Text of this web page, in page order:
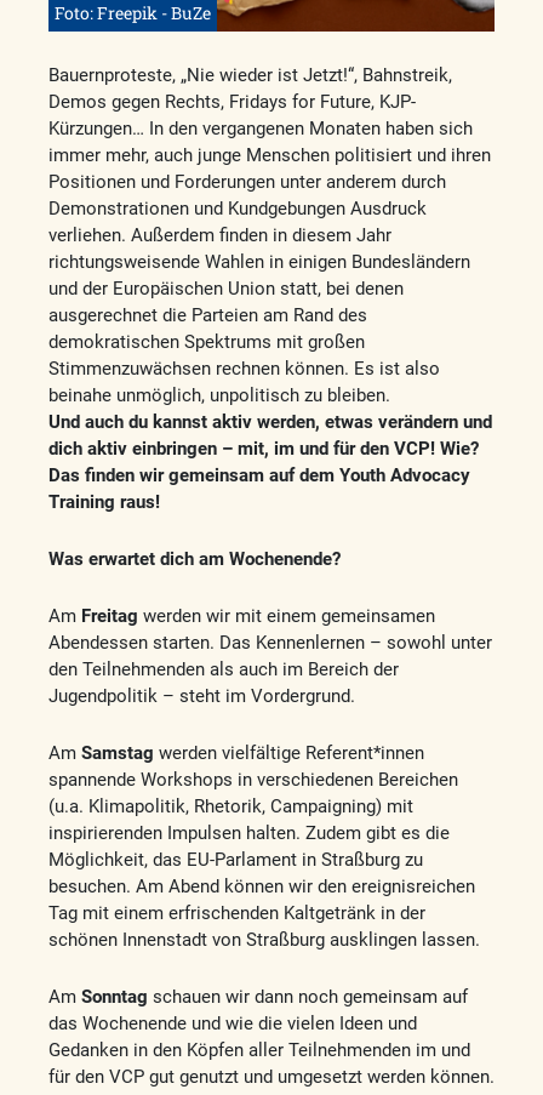
Foto: Freepik - BuZe
Bauernproteste, „Nie wieder ist Jetzt!“, Bahnstreik,
Demos gegen Rechts, Fridays for Future, KJP-
Kürzungen… In den vergangenen Monaten haben sich
immer mehr, auch junge Menschen politisiert und ihren
Positionen und Forderungen unter anderem durch
Demonstrationen und Kundgebungen Ausdruck
verliehen. Außerdem finden in diesem Jahr
richtungsweisende Wahlen in einigen Bundesländern
und der Europäischen Union statt, bei denen
ausgerechnet die Parteien am Rand des
demokratischen Spektrums mit großen
Stimmenzuwächsen rechnen können. Es ist also
beinahe unmöglich, unpolitisch zu bleiben.
Und auch du kannst aktiv werden, etwas verändern und
dich aktiv einbringen – mit, im und für den VCP! Wie?
Das finden wir gemeinsam auf dem Youth Advocacy
Training raus!
Was erwartet dich am Wochenende?
Am Freitag werden wir mit einem gemeinsamen
Abendessen starten. Das Kennenlernen – sowohl unter
den Teilnehmenden als auch im Bereich der
Jugendpolitik – steht im Vordergrund.
Am Samstag werden vielfältige Referent*innen
spannende Workshops in verschiedenen Bereichen
(u.a. Klimapolitik, Rhetorik, Campaigning) mit
inspirierenden Impulsen halten. Zudem gibt es die
Möglichkeit, das EU-Parlament in Straßburg zu
besuchen. Am Abend können wir den ereignisreichen
Tag mit einem erfrischenden Kaltgetränk in der
schönen Innenstadt von Straßburg ausklingen lassen.
Am Sonntag schauen wir dann noch gemeinsam auf
das Wochenende und wie die vielen Ideen und
Gedanken in den Köpfen aller Teilnehmenden im und
für den VCP gut genutzt und umgesetzt werden können.